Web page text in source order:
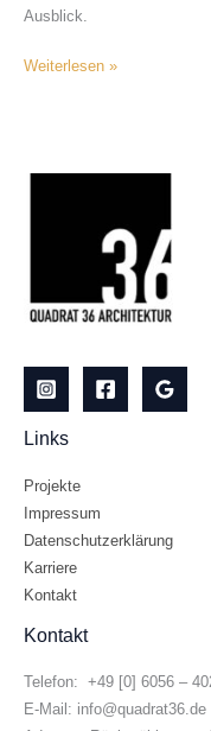
Ausblick.
Weiterlesen »
Links
Projekte
Impressum
Datenschutzerklärung
Karriere
Kontakt
Kontakt
Telefon: +49 [0] 6056 –
E-Mail: info@quadrat36.de